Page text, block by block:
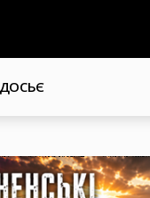
ДОСЬЄ